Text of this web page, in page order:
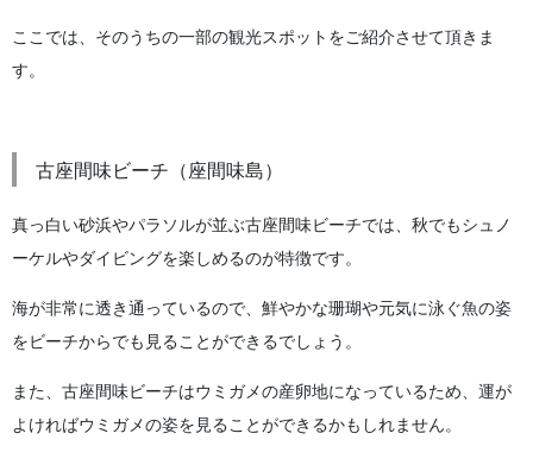
ここでは、そのうちの一部の観光スポットをご紹介させて頂きま
す。
古座間味ビーチ（座間味島）
真っ白い砂浜やパラソルが並ぶ古座間味ビーチでは、秋でもシュノ
ーケルやダイビングを楽しめるのが特徴です。
海が非常に透き通っているので、鮮やかな珊瑚や元気に泳ぐ魚の姿
をビーチからでも見ることができるでしょう。
また、古座間味ビーチはウミガメの産卵地になっているため、運が
よければウミガメの姿を見ることができるかもしれません。